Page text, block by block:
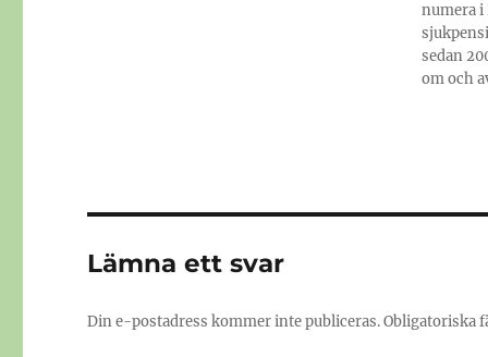
numera i
sedan
om och
Lämna ett svar
Din e-postadress kommer inte publiceras.Obligatoriska